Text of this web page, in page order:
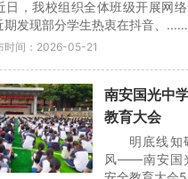
日，我校组织全体班级开展网
期发现部分学生热衷在抖音、...…
时间：2026-05-21
南安国光中
教育大会
明底线知
风——南安国